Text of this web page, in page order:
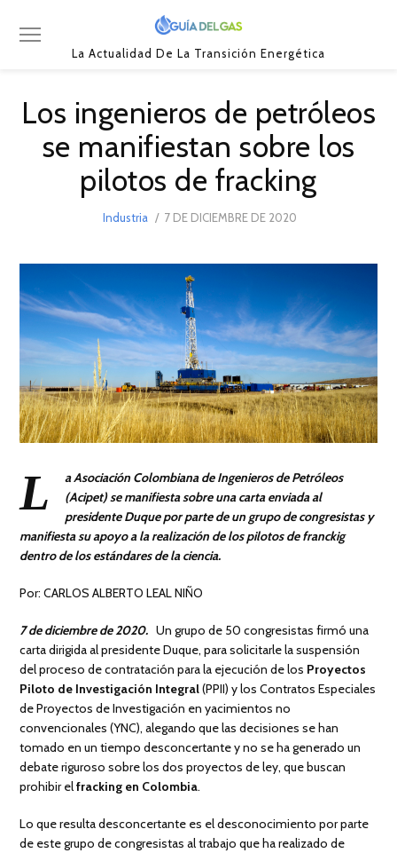
La Actualidad De La Transición Energética
Los ingenieros de petróleos
se manifiestan sobre los
pilotos de fracking
Industria
POSTED
7 DE DICIEMBRE DE 2020
L
a Asociación Colombiana de Ingenieros de Petróleos
(Acipet) se manifiesta sobre una carta enviada al
presidente Duque por parte de un grupo de congresistas y
manifiesta su apoyo a la realización de los pilotos de franckig
dentro de los estándares de la ciencia.
Por: CARLOS ALBERTO LEAL NIÑO
7 de diciembre de 2020. Un grupo de 50 congresistas firmó una
carta dirigida al presidente Duque, para solicitarle la suspensión
del proceso de contratación para la ejecución de los Proyectos
Piloto de Investigación Integral(PPII) y los Contratos Especiales
de Proyectos de Investigación en yacimientos no
convencionales (YNC), alegando que las decisiones se han
tomado en un tiempo desconcertante y no se ha generado un
debate riguroso sobre los dos proyectos de ley, que buscan
prohibir elfracking en Colombia.
Lo que resulta desconcertante es el desconocimiento por parte
de este grupo de congresistas al trabajo que ha realizado de